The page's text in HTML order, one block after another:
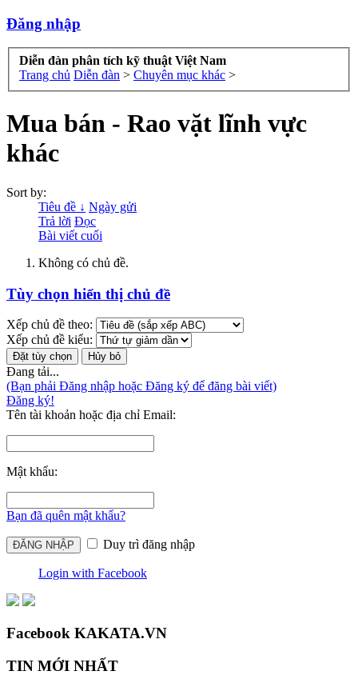
Đăng nhập
Diễn đàn phân tích kỹ thuật Việt Nam
Trang chủ Diễn đàn > Chuyên mục khác >
Mua bán - Rao vặt lĩnh vực
khác
Sort by:
Tiêu đề ↓ Ngày gửi
Trả lời Đọc
Bài viết cuối
Không có chủ đề.
Tùy chọn hiển thị chủ đề
Xếp chủ đề theo:
Xếp chủ đề kiểu:
Đang tải...
(Bạn phải Đăng nhập hoặc Đăng ký để đăng bài viết)
Đăng ký!
Tên tài khoản hoặc địa chỉ Email:
Mật khẩu:
Bạn đã quên mật khẩu?
Duy trì đăng nhập
Login with Facebook
Facebook KAKATA.VN
TIN MỚI NHẤT